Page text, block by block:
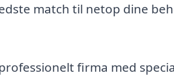
match til netop dine
firma med